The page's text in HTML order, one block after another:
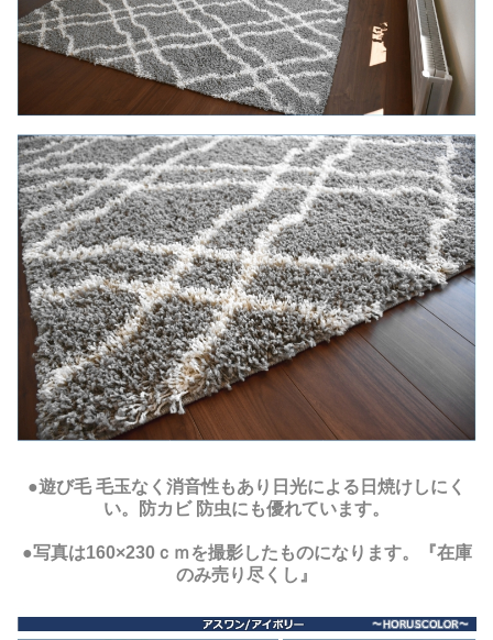
●遊び毛 毛玉なく消音性もあり日光による日焼けしにく
い。防カビ 防虫にも優れています。
●写真は160×230ｃｍを撮影したものになります。『在庫
のみ売り尽くし』